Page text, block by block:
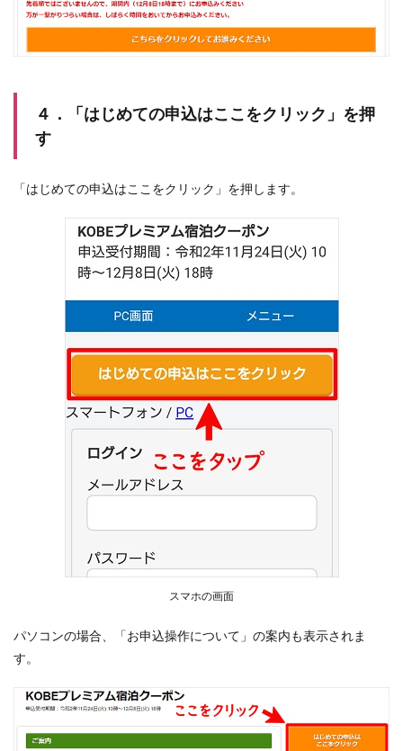
４．「はじめての申込はここをクリック」を押
す
「はじめての申込はここをクリック」を押します。
スマホの画面
パソコンの場合、「お申込操作について」の案内も表示されま
す。